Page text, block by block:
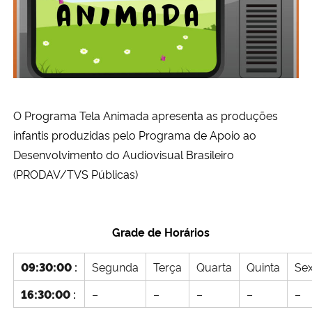
Ministério da Cidadania
Ministério da Saúde
Ministério da Ciência, Tecnologia, Inovações e Comunicações
Ministério do Meio Ambiente
Ministério do Desenvolvimento Regional
Controladoria-Geral da União
Ministério da Mulher, da Família e dos Direitos Humanos
O Programa Tela Animada apresenta as produções
infantis produzidas pelo Programa de Apoio ao
Desenvolvimento do Audiovisual Brasileiro
(PRODAV/TVS Públicas)
Grade de Horários
09:30:00 : Segunda Terça Quarta Quinta
16:30:00 : – – – – –